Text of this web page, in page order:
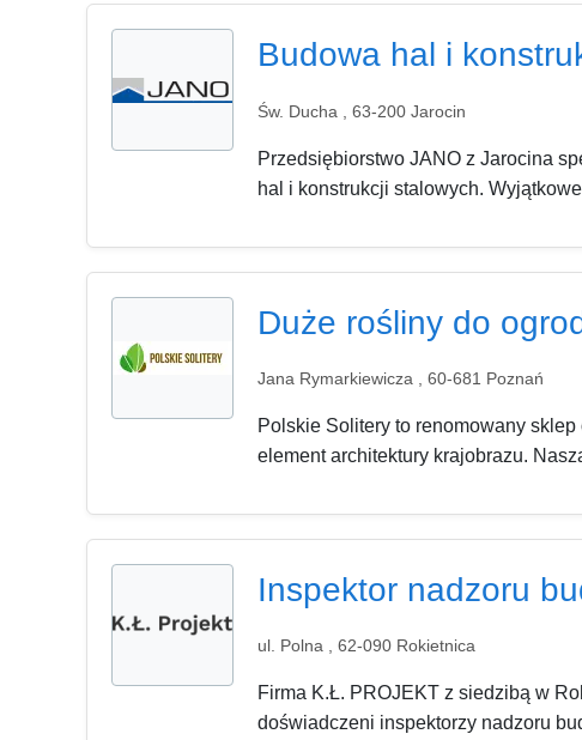
Budowa hal i
Św. Ducha , 63-200 Jarocin
Przedsiębiorstwo JANO z Jarocina
hal i konstrukcji stalowych.
Duże rośliny do
Jana Rymarkiewicza , 60-681 Poznań
Polskie Solitery to renomowany
element architektury krajobrazu.
Inspektor nadzoru
ul. Polna , 62-090 Rokietnica
Firma K.Ł. PROJEKT z siedzibą w
doświadczeni inspektorzy nadzoru